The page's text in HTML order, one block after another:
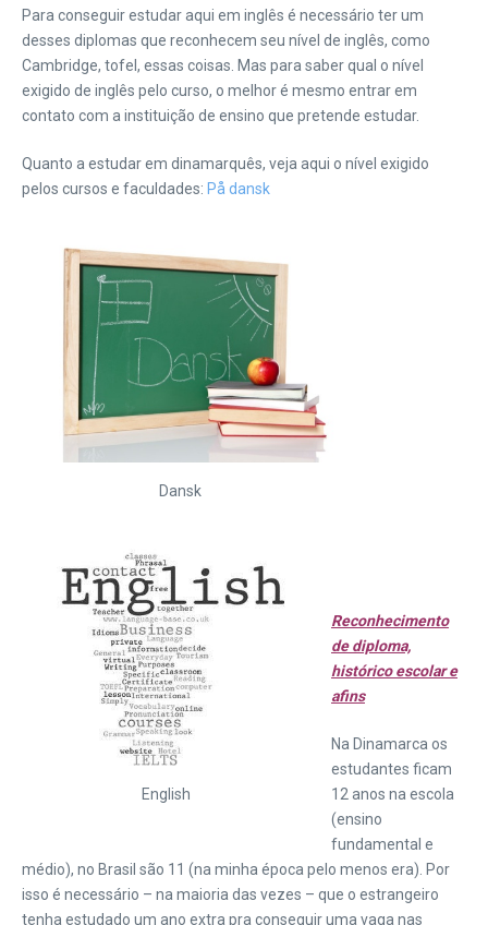
Para conseguir estudar aqui em inglês é necessário ter um
desses diplomas que reconhecem seu nível de inglês, como
Cambridge, tofel, essas coisas. Mas para saber qual o nível
exigido de inglês pelo curso, o melhor é mesmo entrar em
contato com a instituição de ensino que pretende estudar.
Quanto a estudar em dinamarquês, veja aqui o nível exigido
pelos cursos e faculdades: På dansk
Dansk
English
Reconhecimento
de diploma,
histórico escolar e
afins
Na Dinamarca os
estudantes ficam
12 anos na escola
(ensino
fundamental e
médio), no Brasil são 11 (na minha época pelo menos era). Por
isso é necessário – na maioria das vezes – que o estrangeiro
tenha estudado um ano extra pra conseguir uma vaga nas